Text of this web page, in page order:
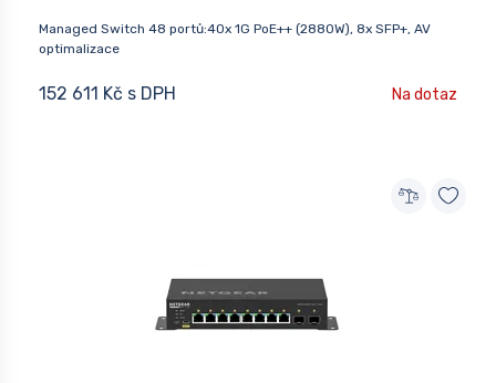
Managed Switch 48 portů:40x 1G PoE++ (2880W), 8x SFP+, AV
optimalizace
152 611 Kč s DPH Na dotaz